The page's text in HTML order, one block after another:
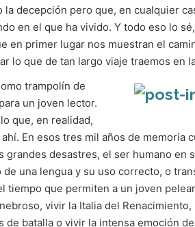
decepción pero que, en cualquier
en el que ha vivido. Y todo eso lo
en primer lugar nos muestran el
lo que de tan largo viaje traemos en
trampolín de
un joven lector.
que, en realidad,
En esos tres mil años de memoria
grandes desastres, el ser humano en
una lengua y su uso correcto, o
tiempo que permiten a un joven
vivir la Italia del
de batalla o vivir la intensa emoción